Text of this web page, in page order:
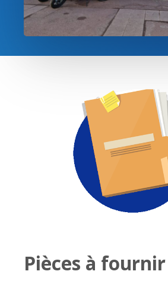
Pièces à fournir